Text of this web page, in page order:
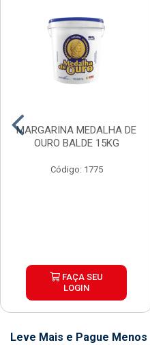
MARGARINA MEDALHA DE
OURO BALDE 15KG
Código: 1775
FAÇA SEU
LOGIN
Leve Mais e Pague Menos